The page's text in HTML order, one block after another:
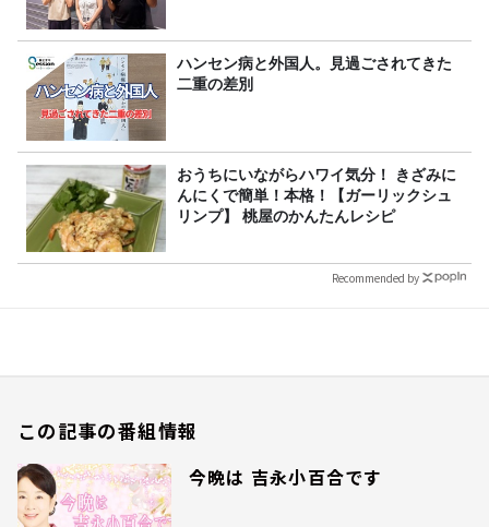
ハンセン病と外国人。見過ごされてきた
二重の差別
おうちにいながらハワイ気分！ きざみに
んにくで簡単！本格！【ガーリックシュ
リンプ】 桃屋のかんたんレシピ
Recommended by
この記事の番組情報
今晩は 吉永小百合です